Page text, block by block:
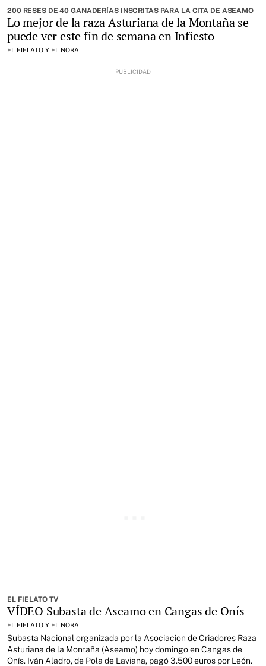
200 RESES DE 40 GANADERÍAS INSCRITAS PARA LA CITA DE ASEAMO
Lo mejor de la raza Asturiana de la Montaña se
puede ver este fin de semana en Infiesto
EL FIELATO Y EL NORA
EL FIELATO TV
VÍDEO Subasta de Aseamo en Cangas de Onís
EL FIELATO Y EL NORA
Subasta Nacional organizada por la Asociacion de Criadores Raza
Asturiana de la Montaña (Aseamo) hoy domingo en Cangas de
Onís. Iván Aladro, de Pola de Laviana, pagó 3.500 euros por León.